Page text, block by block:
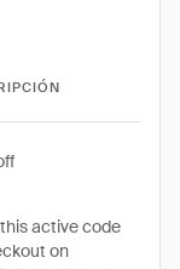
active code
on